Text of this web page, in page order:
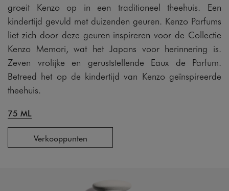
groeit Kenzo op in een traditioneel theehuis. Een
kindertijd gevuld met duizenden geuren. Kenzo Parfums
liet zich door deze geuren inspireren voor de Collectie
Kenzo Memori, wat het Japans voor herinnering is.
Zeven vrolijke en geruststellende Eaux de Parfum.
Betreed het op de kindertijd van Kenzo geïnspireerde
theehuis.
75 ML
Verkooppunten